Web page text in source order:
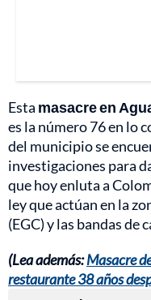
Esta masacre en
es la número 76 en lo
del municipio se
investigaciones para
que hoy enluta a
ley que actúan en la
(EGC) y las bandas de
(Lea además:Masacre
restaurante 38 años